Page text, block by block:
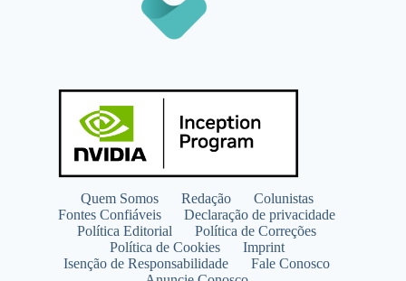
Quem Somos Redação
Colunistas
Fontes Confiáveis
Declaração de privacidade
Política Editorial
Política de Correções
Política de Cookies
Imprint
Isenção de Responsabilidade
Fale Conosco